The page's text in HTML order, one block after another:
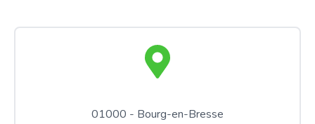
01000 - Bourg-en-Bresse